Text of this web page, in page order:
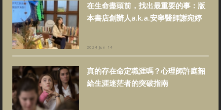
在生命盡頭前，找出最重要的事：版
本書店創辦人a.k.a.安寧醫師謝宛婷
2024 Jun 14
真的存在命定職涯嗎？心理師許庭韶
給生涯迷茫者的突破指南